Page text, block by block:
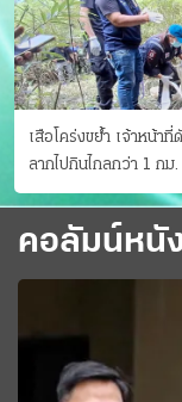
เสือโคร่งขย้ำ เจ้าหน้า
ลากไปกินไกลกว่า 1 ก
ขาแข้งชั่วคราว
คอลัมน์หนั